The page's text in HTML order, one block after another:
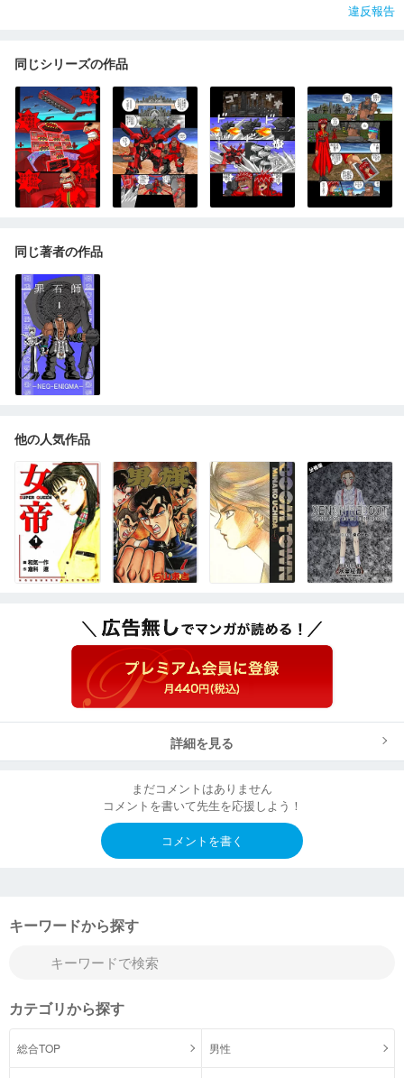
違反報告
同じシリーズの作品
同じ著者の作品
他の人気作品
詳細を見る
まだコメントはありません
コメントを書いて先生を応援しよう！
コメントを書く
キーワードから探す
カテゴリから探す
総合TOP 男性